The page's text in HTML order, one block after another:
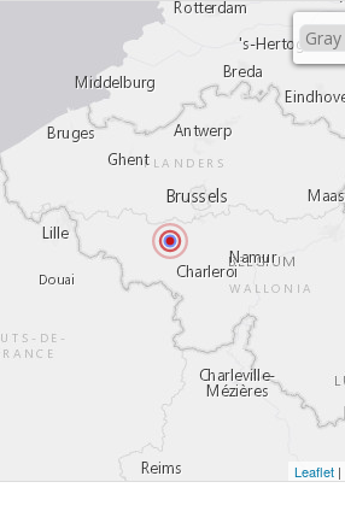
Leaflet |